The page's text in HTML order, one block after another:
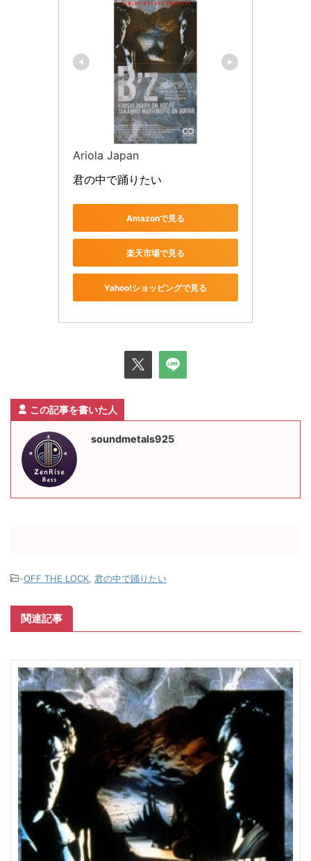
Ariola Japan
君の中で踊りたい
Amazonで見る
楽天市場で見る
Yahoo!ショッピングで見る
この記事を書いた人
soundmetals925
-OFF THE LOCK 君の中で踊りたい
関連記事